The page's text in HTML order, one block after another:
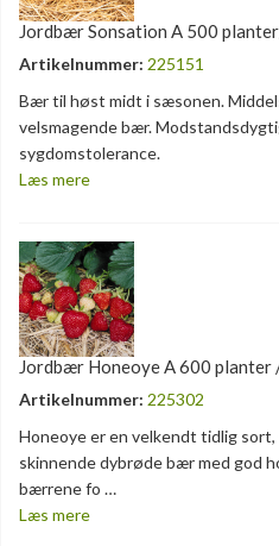
Jordbær Sonsation A 500
Artikelnummer: 225151
Bær til høst midt i sæsonen.
velsmagende bær.
sygdomstolerance.
Læs mere
Jordbær Honeoye A 600 planter
Artikelnummer: 225302
Honeoye er en velkendt tidlig
skinnende dybrøde bær med god
bærrene fo …
Læs mere